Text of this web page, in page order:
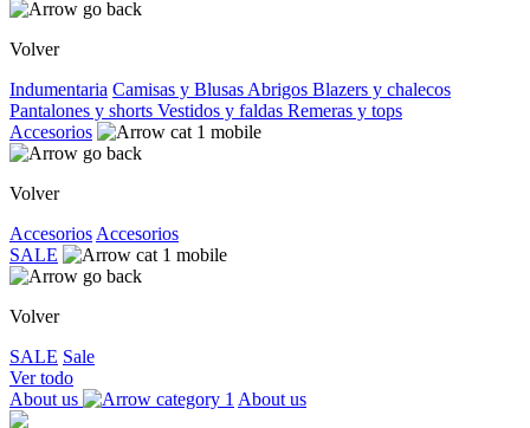
Volver
Indumentaria Camisas y Blusas Abrigos Blazers y chalecos
Pantalones y shorts Vestidos y faldas Remeras y tops
Accesorios
Volver
Accesorios Accesorios
SALE
Volver
SALE Sale
Ver todo
About us
About us